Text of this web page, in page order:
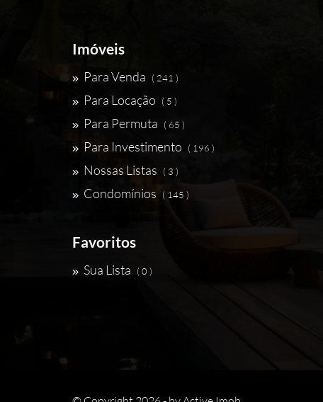
Imóveis
Para Venda ( 241 )
Para Locação ( 5 )
Para Permuta ( 65 )
Para Investimento ( 196 )
Nossas Listas ( 3 )
Condomínios ( 145 )
Favoritos
Sua Lista ( 0 )